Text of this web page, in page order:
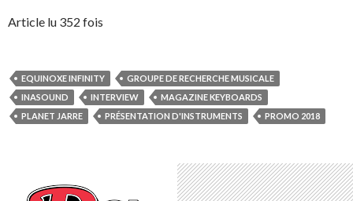
Article lu 352 fois
EQUINOXE INFINITY
GROUPE DE RECHERCHE MUSICALE
INASOUND
INTERVIEW
MAGAZINE KEYBOARDS
PLANET JARRE
PRÉSENTATION D'INSTRUMENTS PROMO 2018